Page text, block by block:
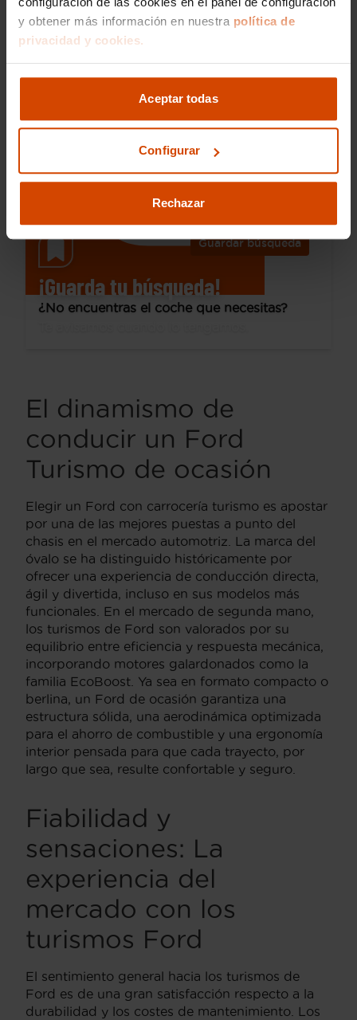
y obtener más información en nuestra política de
privacidad y cookies.
Aceptar todas
Configurar
Rechazar
Desde 184 € /mes*
Ford Fiesta
1.0 EcoBoost 74kW Vignale S/S 5p
2019
40.692 km
Manual
Bilbao - Iurreta
Guardar búsqueda
¡Guarda tu búsqueda!
¿No encuentras el coche que necesitas?
El dinamismo de
conducir un Ford
Turismo de ocasión
Elegir un Ford con carrocería turismo es apostar
por una de las mejores puestas a punto del
chasis en el mercado automotriz. La marca del
óvalo se ha distinguido históricamente por
ofrecer una experiencia de conducción directa,
ágil y divertida, incluso en sus modelos más
funcionales. En el mercado de segunda mano,
los turismos de Ford son valorados por su
equilibrio entre eficiencia y respuesta mecánica,
incorporando motores galardonados como la
familia EcoBoost. Ya sea en formato compacto o
berlina, un Ford de ocasión garantiza una
estructura sólida, una aerodinámica optimizada
para el ahorro de combustible y una ergonomía
interior pensada para que cada trayecto, por
largo que sea, resulte confortable y seguro.
Fiabilidad y
sensaciones: La
experiencia del
mercado con los
turismos Ford
El sentimiento general hacia los turismos de
Ford es de una gran satisfacción respecto a la
durabilidad y los costes de mantenimiento. Los